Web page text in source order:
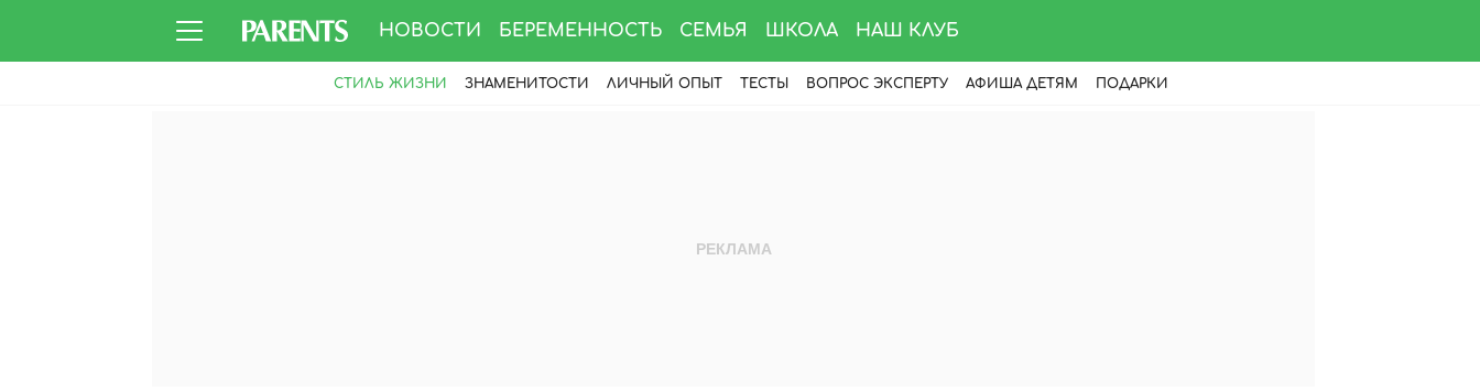
НОВОСТИ БЕРЕМЕННОСТЬ СЕМЬЯ ШКОЛА НАШ КЛУБ
СТИЛЬ ЖИЗНИ ЗНАМЕНИТОСТИ ЛИЧНЫЙ ОПЫТ ТЕСТЫ ВОПРОС ЭКСПЕРТУ АФИША ДЕТЯМ ПОДАРКИ